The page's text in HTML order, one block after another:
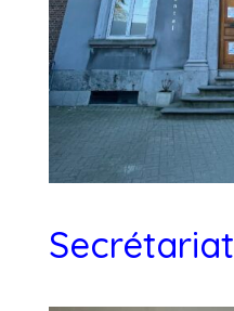
Secrétariat